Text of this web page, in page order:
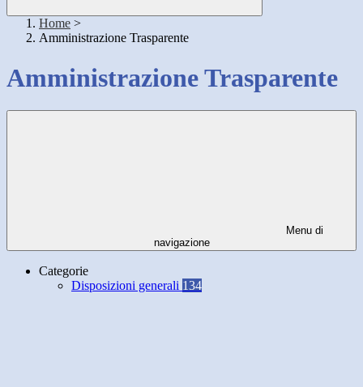
Home >
Amministrazione Trasparente
Amministrazione Trasparente
Menu di
navigazione
Categorie
Disposizioni generali 134